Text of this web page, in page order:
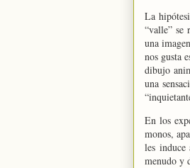
La
“valle” se
una
nos gusta
dibujo
una
En los
monos,
les induce
menudo y